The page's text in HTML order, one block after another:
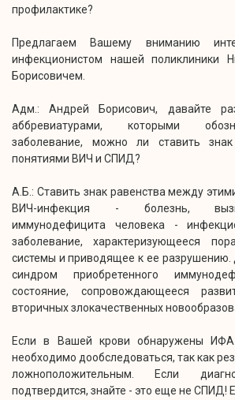
профилактике?
Предлагаем Вашему вниманию
инфекционистом нашей поликлиники
Борисовичем.
Адм.: Андрей Борисович, давайте
аббревиатурами, которыми
заболевание, можно ли ставить
понятиями ВИЧ и СПИД?
А.Б.: Ставить знак равенства между
ВИЧ-инфекция - болезнь,
иммунодефицита человека -
заболевание, характеризующееся
системы и приводящее к ее
синдром приобретенного
состояние, сопровождающееся
вторичных злокачественных
Если в Вашей крови обнаружены
необходимо дообследоваться, так как
ложноположительным. Если
подтвердится, знайте - это еще не СПИД!